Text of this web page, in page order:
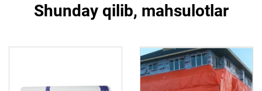
Shunday qilib, mahsulotlar